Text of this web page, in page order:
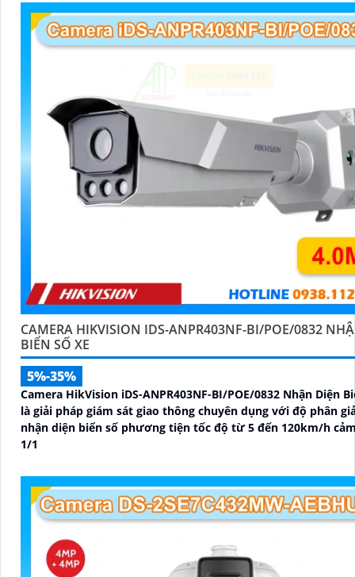
CAMERA HIKVISION IDS-ANPR403NF-BI/POE/0832
BIỂN SỐ XE
5%-35%
Camera HikVision iDS-ANPR403NF-BI/POE/0832 Nhận Diện
là giải pháp giám sát giao thông chuyên dụng với độ phân
nhận diện biển số phương tiện tốc độ từ 5 đến 120km/h
1/1